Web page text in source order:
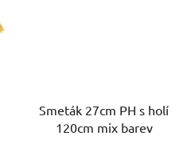
Smeták 27cm PH s holí
120cm mix barev